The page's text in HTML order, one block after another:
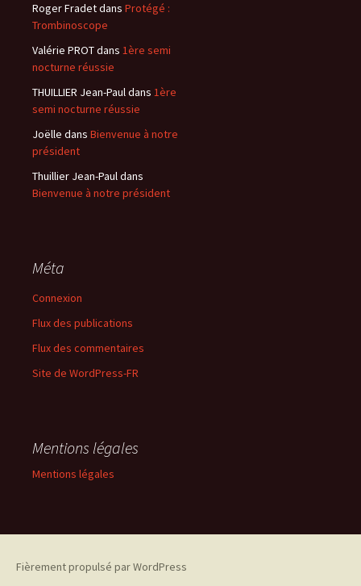
Roger Fradetdans Protégé :
Trombinoscope
Valérie PROTdans 1ère semi
nocturne réussie
THUILLIER Jean-Pauldans 1ère
semi nocturne réussie
Joëlle dans Bienvenue à notre
président
Thuillier Jean-Pauldans
Bienvenue à notre président
Méta
Connexion
Flux des publications
Flux des commentaires
Site de WordPress-FR
Mentions légales
Mentions légales
Fièrement propulsé par WordPress